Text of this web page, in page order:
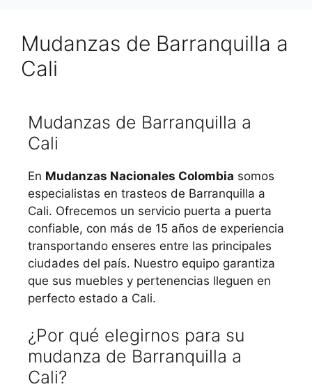
Mudanzas de Barranquilla a
Cali
Mudanzas de Barranquilla a
Cali
En Mudanzas Nacionales Colombia somos
especialistas en trasteos de Barranquilla a
Cali. Ofrecemos un servicio puerta a puerta
confiable, con más de 15 años de experiencia
transportando enseres entre las principales
ciudades del país. Nuestro equipo garantiza
que sus muebles y pertenencias lleguen en
perfecto estado a Cali.
¿Por qué elegirnos para su
mudanza de Barranquilla a
Cali?